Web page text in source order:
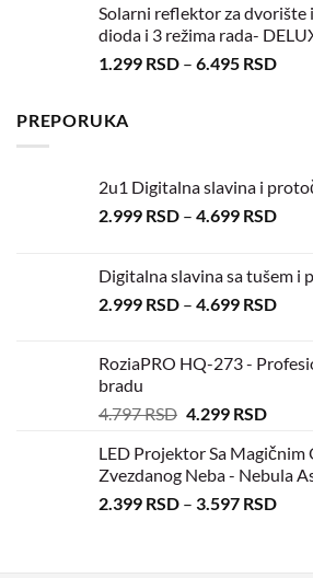
Solarni reflektor za dvorište
dioda i 3 režima rada-
1.299 RSD – 6.495 RSD
PREPORUKA
2u1 Digitalna slavina i
2.999 RSD – 4.699 RSD
Digitalna slavina sa tušem i
2.999 RSD – 4.699 RSD
RoziaPRO HQ-273 -
bradu
4.797RSD 4.299 RSD
LED Projektor Sa Magičnim
Zvezdanog Neba - Nebula
2.399 RSD – 3.597 RSD